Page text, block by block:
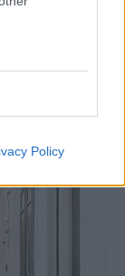
Policy